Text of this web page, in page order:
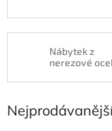
Nábytek z
nerezové